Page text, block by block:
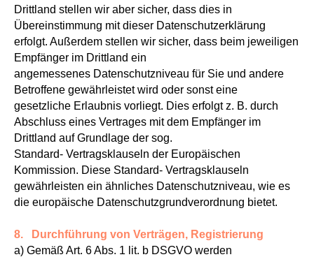
Drittland stellen wir aber sicher, dass dies in
Übereinstimmung mit dieser Datenschutzerklärung
erfolgt. Außerdem stellen wir sicher, dass beim jeweiligen
Empfänger im Drittland ein
angemessenes Datenschutzniveau für Sie und andere
Betroffene gewährleistet wird oder sonst eine
gesetzliche Erlaubnis vorliegt. Dies erfolgt z. B. durch
Abschluss eines Vertrages mit dem Empfänger im
Drittland auf Grundlage der sog.
Standard- Vertragsklauseln der Europäischen
Kommission. Diese Standard- Vertragsklauseln
gewährleisten ein ähnliches Datenschutzniveau, wie es
die europäische Datenschutzgrundverordnung bietet.
8. Durchführung von Verträgen, Registrierung
a) Gemäß Art. 6 Abs. 1 lit. b DSGVO werden